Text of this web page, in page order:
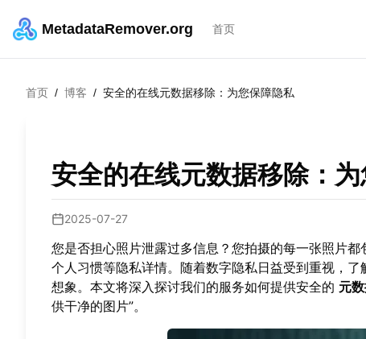
MetadataRemover.org 首页
首页 / 博客 / 安全的在线元数据移除：为您保障隐私
安全的在线元数据移除：
2025-07-27
您是否担心照片泄露过多信息？您拍摄的每一张照
个人习惯等隐私详情。随着数字隐私日益受到重视，了
想象。本文将深入探讨我们的服务如何提供安全的 元
供干净的图片”。